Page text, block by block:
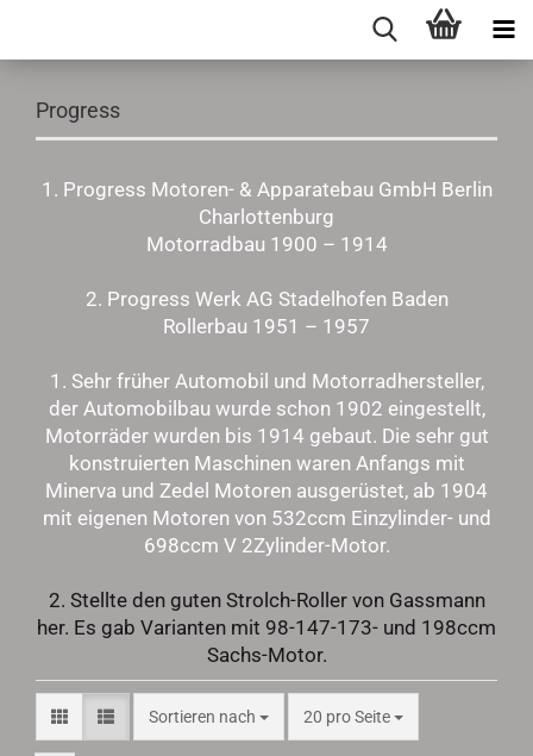
Progress
1. Progress Motoren- & Apparatebau GmbH Berlin
Charlottenburg
Motorradbau 1900 – 1914
2. Progress Werk AG Stadelhofen Baden
Rollerbau 1951 – 1957
1. Sehr früher Automobil und Motorradhersteller,
der Automobilbau wurde schon 1902 eingestellt,
Motorräder wurden bis 1914 gebaut. Die sehr gut
konstruierten Maschinen waren Anfangs mit
Minerva und Zedel Motoren ausgerüstet, ab 1904
mit eigenen Motoren von 532ccm Einzylinder- und
698ccm V 2Zylinder-Motor.
2. Stellte den guten Strolch-Roller von Gassmann
her. Es gab Varianten mit 98-147-173- und 198ccm
Sachs-Motor.
Sortieren nach
Sortieren nach 20 pro Seite
pro Seite